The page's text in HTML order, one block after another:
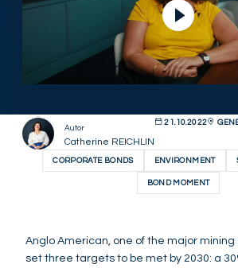
Autor
Catherine REICHLIN
21.10.2022
CORPORATE BONDS ENVIRONMENT
BOND MOMENT
Anglo American, one of the major
set three targets to be met by 2030: a